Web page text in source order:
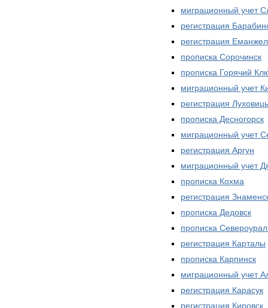
миграционный учет
регистрация
регистрация
прописка Сорочинск
прописка Горячий
миграционный учет
регистрация
прописка Десногорск
миграционный учет
регистрация Аргун
миграционный учет
прописка Кохма
регистрация
прописка Дедовск
прописка
регистрация Карталы
прописка Карпинск
миграционный учет
регистрация Карасук
регистрация Кировск